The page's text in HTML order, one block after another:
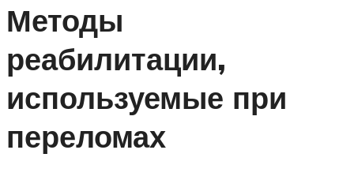
Методы
реабилитации,
используемые при
переломах